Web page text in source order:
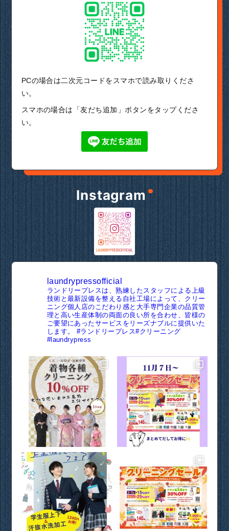
PCの場合は二次元コードをスマホで読み取りくださ
い。
スマホの場合は「友だち追加」ボタンをタップくださ
い。
Instagram
laundrypressofficial
ランドリープレスは、熟練したスタッフによる上級
技術と最新設備を整える自社工場によって、クリー
ニング個人店のこだわり感と大手専門企業の品質管
理と高い生産体制の両面の良い所を合わせ、皆様の
ご要望にあったサービスをリーズナブルに提供いた
します。
#ランドリープレス#クリーニング
#laundrypress